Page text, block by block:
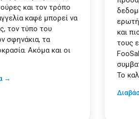
και τον τρόπο
καφέ μπορεί να
τον τύπο του
σφηνάκια, τα
Ακόμα και οι
→
και
τους
Το